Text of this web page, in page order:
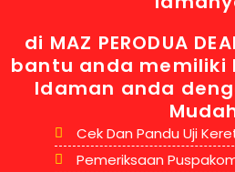
di MAZ PERODUA
bantu anda memiliki
Idaman anda
Cek Dan Pandu Uji
Pemeriksaan